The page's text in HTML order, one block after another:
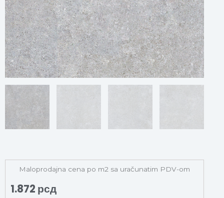
Maloprodajna cena po m2 sa uračunatim PDV-om
1.872 рсд